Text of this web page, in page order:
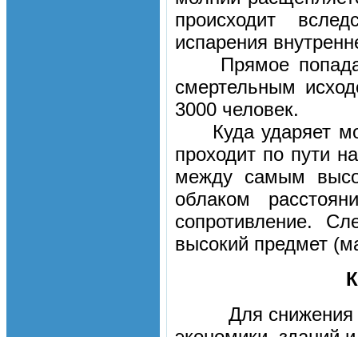
происходит
испарения
Прямое
смертельным
3000 человек.
Куда ударяет
проходит по пути
между самым
облаком
сопротивление.
высокий предмет
Для снижения